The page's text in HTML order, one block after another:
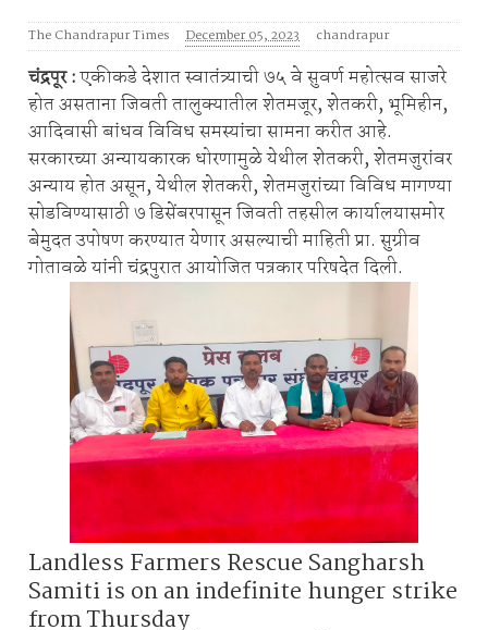
The Chandrapur Times December 05, 2023 chandrapur
चंद्रपूर :एकीकडे देशात स्वातंत्र्याची ७५ वे सुवर्ण महोत्सव साजरे
होत असताना जिवती तालुक्यातील शेतमजूर, शेतकरी, भूमिहीन,
आदिवासी बांधव विविध समस्यांचा सामना करीत आहे.
सरकारच्या अन्यायकारक धोरणामुळे येथील शेतकरी, शेतमजुरांवर
अन्याय होत असून, येथील शेतकरी, शेतमजुरांच्या विविध मागण्या
सोडविण्यासाठी ७ डिसेंबरपासून जिवती तहसील कार्यालयासमोर
बेमुदत उपोषण करण्यात येणार असल्याची माहिती प्रा. सुग्रीव
गोतावळे यांनी चंद्रपुरात आयोजित पत्रकार परिषदेत दिली.
Landless Farmers Rescue Sangharsh
Samiti is on an indefinite hunger strike
from Thursday